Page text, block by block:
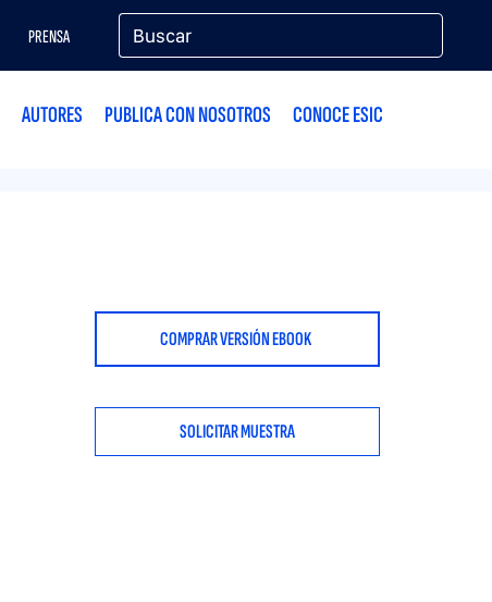
PRENSA
AUTORES PUBLICA CON NOSOTROS CONOCE ESIC
COMPRAR VERSIÓN EBOOK
SOLICITAR MUESTRA